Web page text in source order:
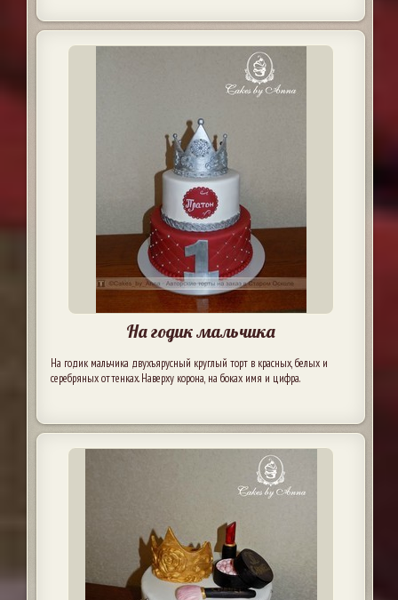
На годик мальчика
На годик мальчика двухъярусный круглый торт в красных, белых и
серебряных оттенках. Наверху корона, на боках имя и цифра.